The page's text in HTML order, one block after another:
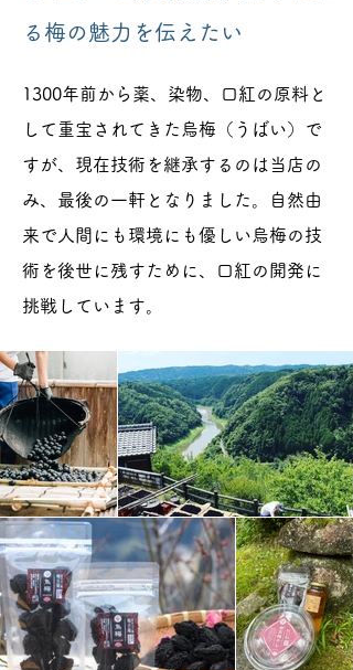
る梅の魅力を伝えたい
1300年前から薬、染物、口紅の原料と
して重宝されてきた烏梅（うばい）で
すが、現在技術を継承するのは当店の
み、最後の一軒となりました。自然由
来で人間にも環境にも優しい烏梅の技
術を後世に残すために、口紅の開発に
挑戦しています。